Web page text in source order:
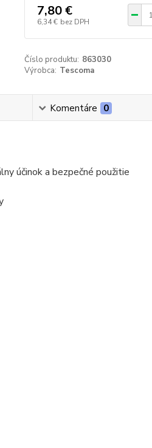
7,80 €
6,34 € bez DPH
Číslo produktu: 863030
Výrobca: Tescoma
Komentáre 0
účinok a bezpečné použitie